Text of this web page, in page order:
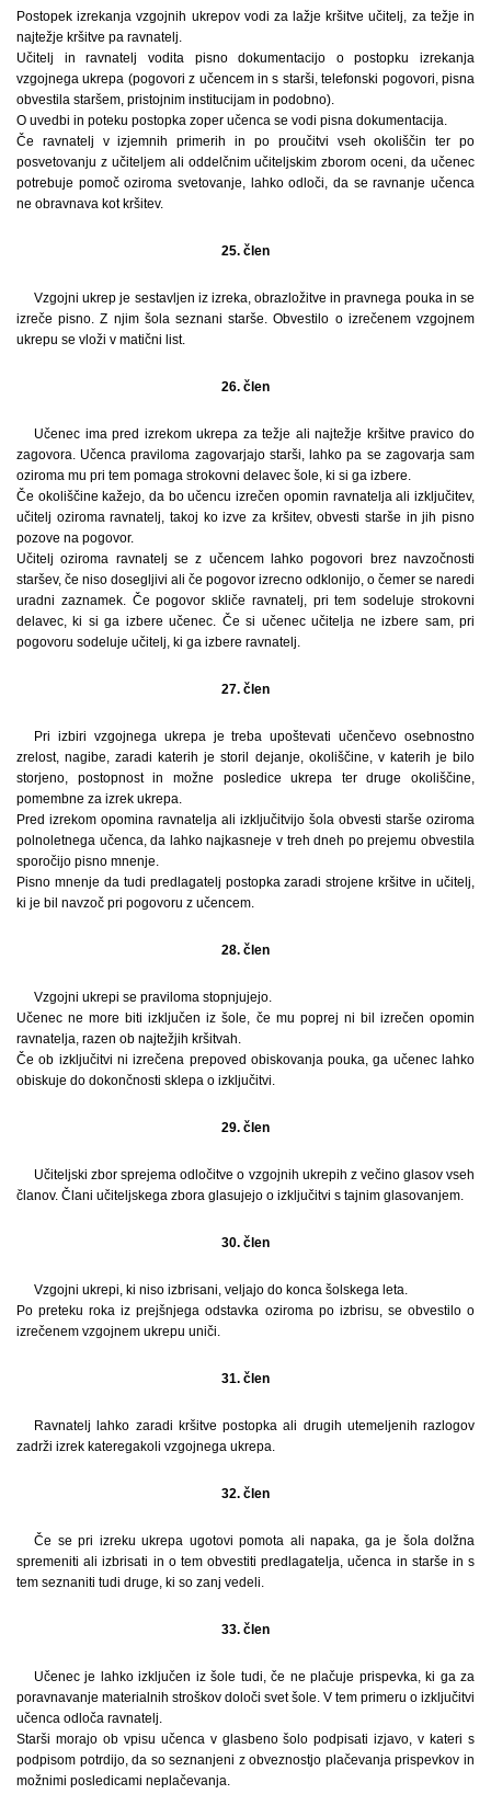
Postopek izrekanja vzgojnih ukrepov vodi za lažje kršitve učitelj, za težje in
najtežje kršitve pa ravnatelj.
Učitelj in ravnatelj vodita pisno dokumentacijo o postopku izrekanja
vzgojnega ukrepa (pogovori z učencem in s starši, telefonski pogovori, pisna
obvestila staršem, pristojnim institucijam in podobno).
O uvedbi in poteku postopka zoper učenca se vodi pisna dokumentacija.
Če ravnatelj v izjemnih primerih in po proučitvi vseh okoliščin ter po
posvetovanju z učiteljem ali oddelčnim učiteljskim zborom oceni, da učenec
potrebuje pomoč oziroma svetovanje, lahko odloči, da se ravnanje učenca
ne obravnava kot kršitev.
25. člen
Vzgojni ukrep je sestavljen iz izreka, obrazložitve in pravnega pouka in se
izreče pisno. Z njim šola seznani starše. Obvestilo o izrečenem vzgojnem
ukrepu se vloži v matični list.
26. člen
Učenec ima pred izrekom ukrepa za težje ali najtežje kršitve pravico do
zagovora. Učenca praviloma zagovarjajo starši, lahko pa se zagovarja sam
oziroma mu pri tem pomaga strokovni delavec šole, ki si ga izbere.
Če okoliščine kažejo, da bo učencu izrečen opomin ravnatelja ali izključitev,
učitelj oziroma ravnatelj, takoj ko izve za kršitev, obvesti starše in jih pisno
pozove na pogovor.
Učitelj oziroma ravnatelj se z učencem lahko pogovori brez navzočnosti
staršev, če niso dosegljivi ali če pogovor izrecno odklonijo, o čemer se naredi
uradni zaznamek. Če pogovor skliče ravnatelj, pri tem sodeluje strokovni
delavec, ki si ga izbere učenec. Če si učenec učitelja ne izbere sam, pri
pogovoru sodeluje učitelj, ki ga izbere ravnatelj.
27. člen
Pri izbiri vzgojnega ukrepa je treba upoštevati učenčevo osebnostno
zrelost, nagibe, zaradi katerih je storil dejanje, okoliščine, v katerih je bilo
storjeno, postopnost in možne posledice ukrepa ter druge okoliščine,
pomembne za izrek ukrepa.
Pred izrekom opomina ravnatelja ali izključitvijo šola obvesti starše oziroma
polnoletnega učenca, da lahko najkasneje v treh dneh po prejemu obvestila
sporočijo pisno mnenje.
Pisno mnenje da tudi predlagatelj postopka zaradi strojene kršitve in učitelj,
ki je bil navzoč pri pogovoru z učencem.
28. člen
Vzgojni ukrepi se praviloma stopnjujejo.
Učenec ne more biti izključen iz šole, če mu poprej ni bil izrečen opomin
ravnatelja, razen ob najtežjih kršitvah.
Če ob izključitvi ni izrečena prepoved obiskovanja pouka, ga učenec lahko
obiskuje do dokončnosti sklepa o izključitvi.
29. člen
Učiteljski zbor sprejema odločitve o vzgojnih ukrepih z večino glasov vseh
članov. Člani učiteljskega zbora glasujejo o izključitvi s tajnim glasovanjem.
30. člen
Vzgojni ukrepi, ki niso izbrisani, veljajo do konca šolskega leta.
Po preteku roka iz prejšnjega odstavka oziroma po izbrisu, se obvestilo o
izrečenem vzgojnem ukrepu uniči.
31. člen
Ravnatelj lahko zaradi kršitve postopka ali drugih utemeljenih razlogov
zadrži izrek kateregakoli vzgojnega ukrepa.
32. člen
Če se pri izreku ukrepa ugotovi pomota ali napaka, ga je šola dolžna
spremeniti ali izbrisati in o tem obvestiti predlagatelja, učenca in starše in s
tem seznaniti tudi druge, ki so zanj vedeli.
33. člen
Učenec je lahko izključen iz šole tudi, če ne plačuje prispevka, ki ga za
poravnavanje materialnih stroškov določi svet šole. V tem primeru o izključitvi
učenca odloča ravnatelj.
Starši morajo ob vpisu učenca v glasbeno šolo podpisati izjavo, v kateri s
podpisom potrdijo, da so seznanjeni z obveznostjo plačevanja prispevkov in
možnimi posledicami neplačevanja.